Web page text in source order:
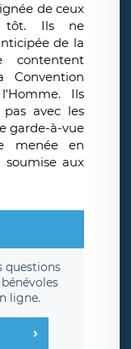
de ceux
tôt. Ils ne
de la
Ils
avec les
garde-à-vue
menée en
soumise aux
questions
ligne.